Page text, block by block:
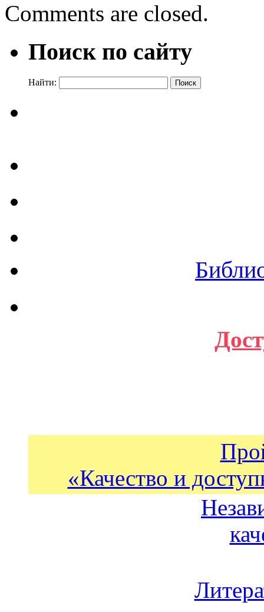
Comments are closed.
Поиск по сайту
Найти:
«Качество и